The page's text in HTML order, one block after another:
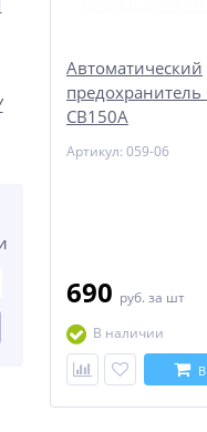
Автоматический
предохранитель
CB150A
Артикул: 059-06
690 руб. за шт
В наличии